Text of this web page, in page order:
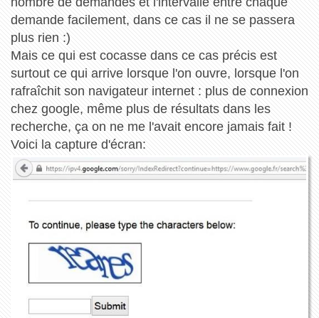
demande facilement, dans ce cas il ne se passera
plus rien :)
Mais ce qui est cocasse dans ce cas précis est
surtout ce qui arrive lorsque l'on ouvre, lorsque l'on
rafraîchit son navigateur internet : plus de connexion
chez google, même plus de résultats dans les
recherche, ça on ne me l'avait encore jamais fait !
Voici la capture d'écran: